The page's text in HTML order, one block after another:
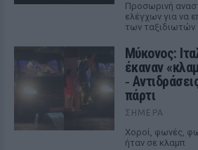
Προσωρινή
ελέγχων για να
των ταξιδιωτών
Μύκονος:
έκαναν
‑
πάρτι
ΣΉΜΕΡΑ
Χοροί, φωνές,
ήταν σε κλαμπ